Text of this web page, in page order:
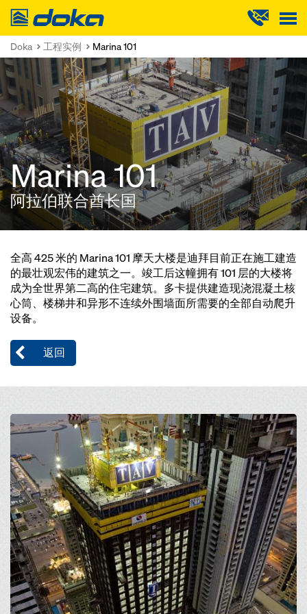
Doka
Doka 工程实例 Marina 101
Marina 101
阿拉伯联合酋长国
全高 425 米的 Marina 101 摩天大楼是迪拜目前正在施工建造
的最壮观宏伟的建筑之一。竣工后这幢拥有 101 层的大楼将
成为全世界第二高的住宅建筑。多卡提供建造现浇混凝土核
心筒、楼梯井和异形不连续外围墙面所需要的全部自动爬升
设备。
返回
Open